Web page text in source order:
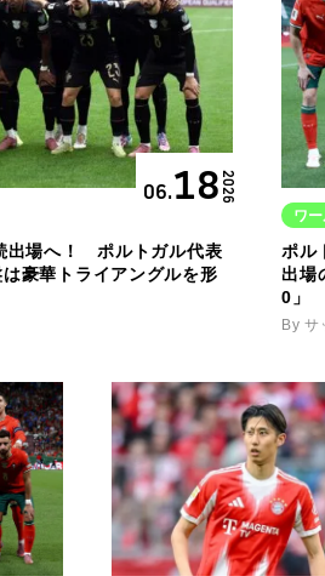
06.182026
出場へ！ ポルトガル代表
豪華トライアングルを形
ワ
ポル
出場
0」
By サ